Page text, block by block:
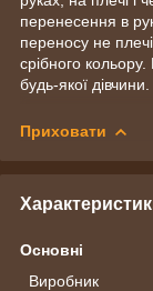
перенесення в
переносу не
срібного
будь-якої дівчини.
Приховати
Основні
Виробник